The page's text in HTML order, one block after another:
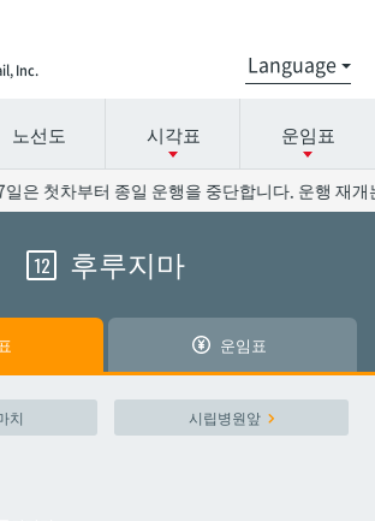
Inc.
방송국 이름을 선택하십시오.
나하공항
한 내용은 역 이름을 선택하십시오.
나하공항
노선도 시각표 운임표
은 첫차부터 종일 운행을 중단합니다. 운행 재
12 후루지마
운임표
치 시립병원앞